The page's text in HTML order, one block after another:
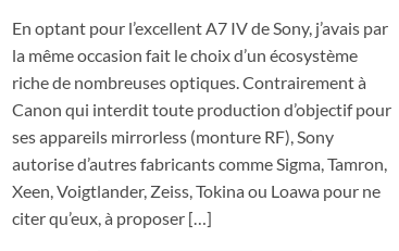
En optant pour l’excellent A7 IV de Sony, j’avais par
la même occasion fait le choix d’un écosystème
riche de nombreuses optiques. Contrairement à
Canon qui interdit toute production d’objectif pour
ses appareils mirrorless (monture RF), Sony
autorise d’autres fabricants comme Sigma, Tamron,
Xeen, Voigtlander, Zeiss, Tokina ou Loawa pour ne
citer qu’eux, à proposer […]